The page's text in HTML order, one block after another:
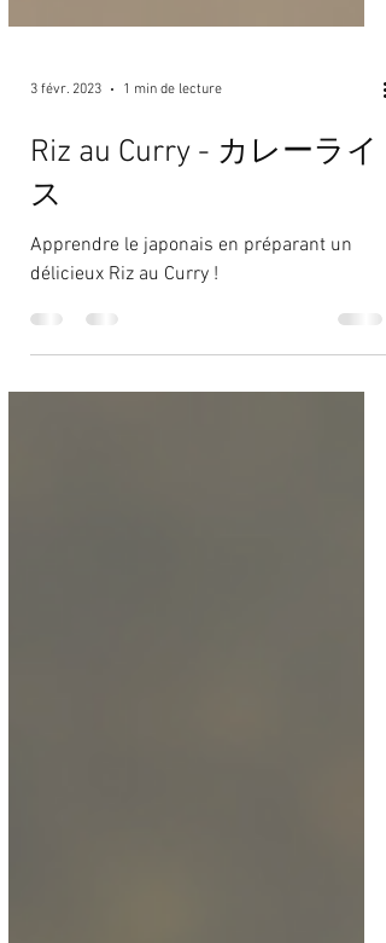
3 févr. 2023 1 min de lecture
Riz au Curry - カレーライ
ス
délicieux Riz au Curry !